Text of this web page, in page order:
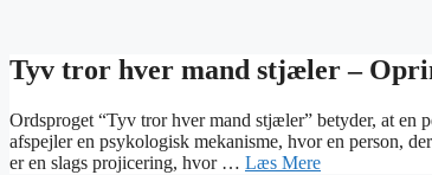
Tyv tror hver mand stjæler –
Ordsproget “Tyv tror hver mand stjæler” betyder, at en
afspejler en psykologisk mekanisme, hvor en person,
er en slags projicering, hvor … Læs Mere